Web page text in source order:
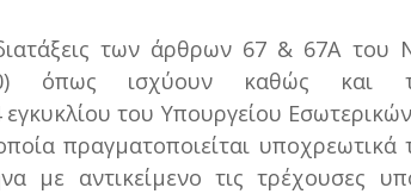
των άρθρων 67 & 67Α του
όπως ισχύουν καθώς και
του Υπουργείου
πραγματοποιείται υποχρεωτικά
με αντικείμενο τις τρέχουσες